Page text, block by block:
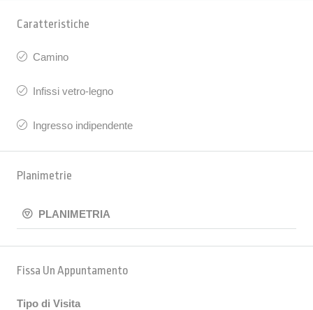
Caratteristiche
Camino
Infissi vetro-legno
Ingresso indipendente
Planimetrie
PLANIMETRIA
Fissa Un Appuntamento
Tipo di Visita